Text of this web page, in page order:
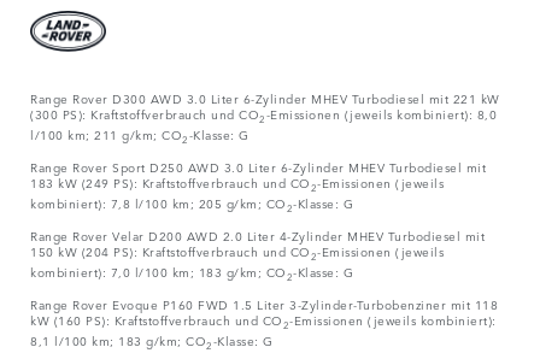
Range Rover D300 AWD 3.0 Liter 6-Zylinder MHEV Turbodiesel mit 221 kW
(300 PS): Kraftstoffverbrauch und CO2-Emissionen (jeweils kombiniert): 8,0
l/100 km; 211 g/km; CO2-Klasse: G
Range Rover Sport D250 AWD 3.0 Liter 6-Zylinder MHEV Turbodiesel mit
183 kW (249 PS): Kraftstoffverbrauch und CO2-Emissionen (jeweils
kombiniert): 7,8 l/100 km; 205 g/km; CO2-Klasse: G
Range Rover Velar D200 AWD 2.0 Liter 4-Zylinder MHEV Turbodiesel mit
150 kW (204 PS): Kraftstoffverbrauch und CO2-Emissionen (jeweils
kombiniert): 7,0 l/100 km; 183 g/km; CO2-Klasse: G
Range Rover Evoque P160 FWD 1.5 Liter 3-Zylinder-Turbobenziner mit 118
kW (160 PS): Kraftstoffverbrauch und CO2-Emissionen (jeweils kombiniert):
8,1 l/100 km; 183 g/km; CO2-Klasse: G